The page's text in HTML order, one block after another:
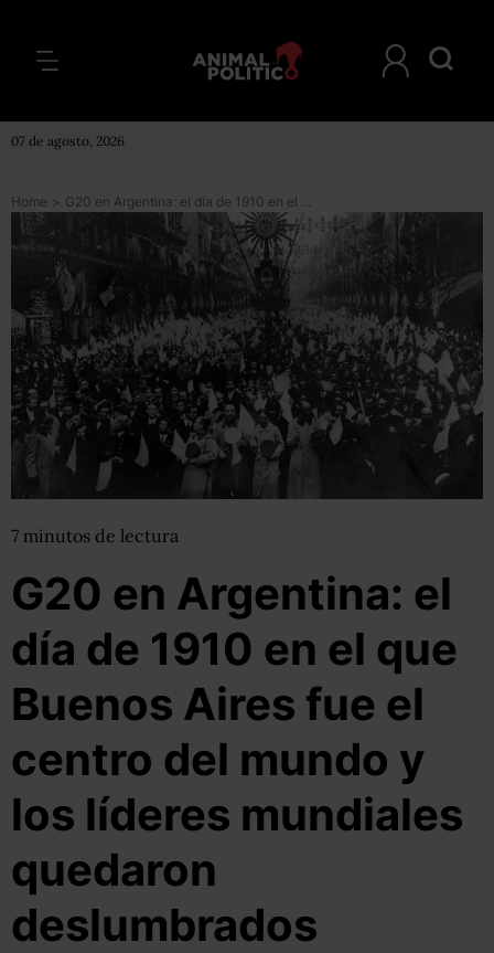
07 de agosto, 2026
Home > G20 en Argentina: el día de 1910 en el que Buenos Aires fue el centro del mundo y los líderes mundiales quedaron deslumbrados
7 minutos de lectura
G20 en Argentina: el
día de 1910 en el que
Buenos Aires fue el
centro del mundo y
los líderes mundiales
quedaron
deslumbrados